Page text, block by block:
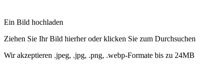
Ein Bild hochladen
Ziehen Sie Ihr Bild hierher oder klicken Sie zum Durchsuchen
Wir akzeptieren .jpeg, .jpg, .png, .webp-Formate bis zu 24MB